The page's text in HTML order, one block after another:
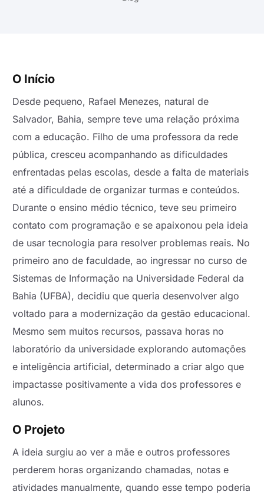
O Início
Desde pequeno, Rafael Menezes, natural de
Salvador, Bahia, sempre teve uma relação próxima
com a educação. Filho de uma professora da rede
pública, cresceu acompanhando as dificuldades
enfrentadas pelas escolas, desde a falta de materiais
até a dificuldade de organizar turmas e conteúdos.
Durante o ensino médio técnico, teve seu primeiro
contato com programação e se apaixonou pela ideia
de usar tecnologia para resolver problemas reais. No
primeiro ano de faculdade, ao ingressar no curso de
Sistemas de Informação na Universidade Federal da
Bahia (UFBA), decidiu que queria desenvolver algo
voltado para a modernização da gestão educacional.
Mesmo sem muitos recursos, passava horas no
laboratório da universidade explorando automações
e inteligência artificial, determinado a criar algo que
impactasse positivamente a vida dos professores e
alunos.
O Projeto
A ideia surgiu ao ver a mãe e outros professores
perderem horas organizando chamadas, notas e
atividades manualmente, quando esse tempo poderia